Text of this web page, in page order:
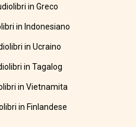
in Greco
in Indonesiano
in Ucraino
in Tagalog
in Vietnamita
in Finlandese